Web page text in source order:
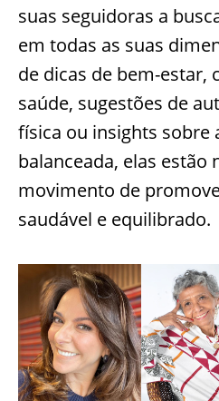
suas seguidoras a
em todas as suas
de dicas de bem-estar,
saúde, sugestões de
física ou insights sobre
balanceada, elas estão
movimento de
saudável e equilibrado.